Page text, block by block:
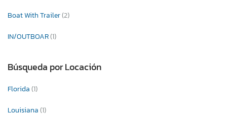
Boat With Trailer(2)
IN/OUTBOAR(1)
Búsqueda por Locación
Florida(1)
Louisiana(1)